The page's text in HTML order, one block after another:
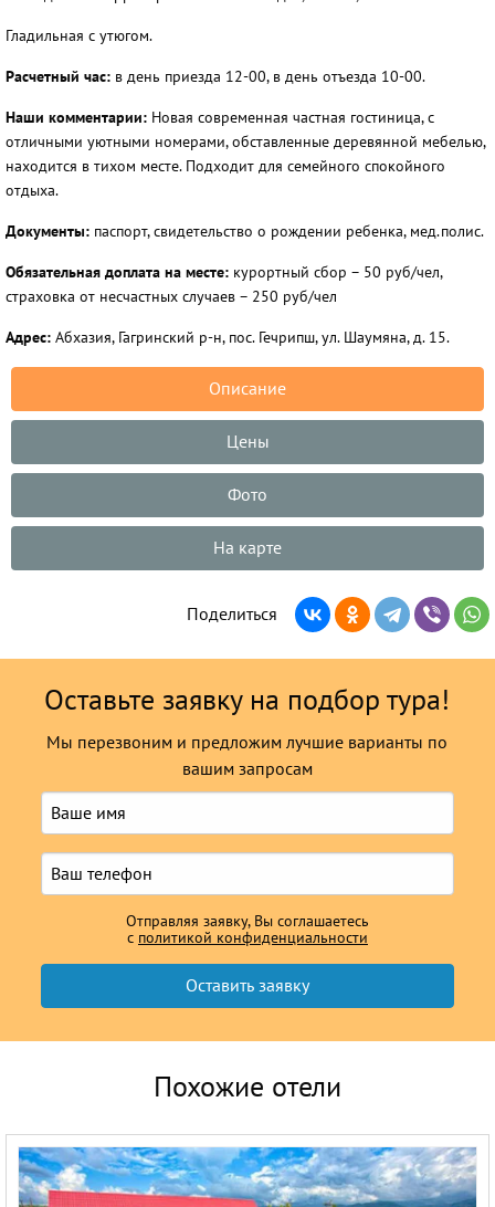
Гладильная с утюгом.
Расчетный час: в день приезда 12-00, в день отъезда 10-00.
Наши комментарии: Новая современная частная гостиница, с
отличными уютными номерами, обставленные деревянной мебелью,
находится в тихом месте. Подходит для семейного спокойного
отдыха.
Документы: паспорт, свидетельство о рождении ребенка, мед.полис.
Обязательная доплата на месте: курортный сбор – 50 руб/чел,
страховка от несчастных случаев – 250 руб/чел
Адрес: Абхазия, Гагринский р-н, пос. Гечрипш, ул. Шаумяна, д. 15.
Описание
Цены
Фото
На карте
Поделиться
Оставьте заявку на подбор тура!
Мы перезвоним и предложим лучшие варианты по
вашим запросам
Отправляя заявку, Вы соглашаетесь
с политикой конфиденциальности
Похожие отели